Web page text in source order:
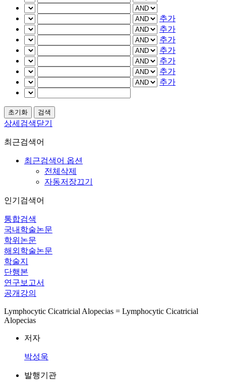
추가
추가
추가
추가
추가
추가
추가
상세검색닫기
최근검색어
최근검색어 옵션
전체삭제
자동저장끄기
인기검색어
통합검색
국내학술논문
학위논문
해외학술논문
학술지
단행본
연구보고서
공개강의
Lymphocytic Cicatricial Alopecias = Lymphocytic Cicatricial
Alopecias
저자
박성욱
발행기관